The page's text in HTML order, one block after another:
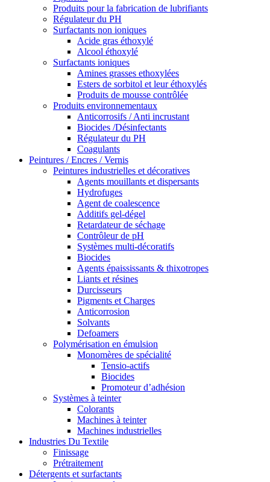
Produits pour la fabrication de lubrifiants
Régulateur du PH
Surfactants non ioniques
Acide gras éthoxylé
Alcool éthoxylé
Surfactants ioniques
Amines grasses ethoxylées
Esters de sorbitol et leur éthoxylés
Produits de mousse contrôlée
Produits environnementaux
Anticorrosifs / Anti incrustant
Biocides /Désinfectants
Régulateur du PH
Coagulants
Peintures / Encres / Vernis
Peintures industrielles et décoratives
Agents mouillants et dispersants
Hydrofuges
Agent de coalescence
Additifs gel-dégel
Retardateur de séchage
Contrôleur de pH
Systèmes multi-décoratifs
Biocides
Agents épaississants & thixotropes
Liants et résines
Durcisseurs
Pigments et Charges
Anticorrosion
Solvants
Defoamers
Polymérisation en émulsion
Monomères de spécialité
Tensio-actifs
Biocides
Promoteur d’adhésion
Systèmes à teinter
Colorants
Machines à teinter
Machines industrielles
Industries Du Textile
Finissage
Prétraitement
Détergents et surfactants